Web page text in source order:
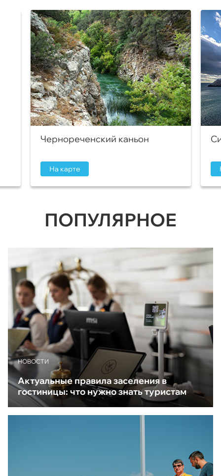
Чернореченский каньон
На карте
ПОПУЛЯРНОЕ
НОВОСТИ
Актуальные правила заселения в
гостиницы: что нужно знать туристам